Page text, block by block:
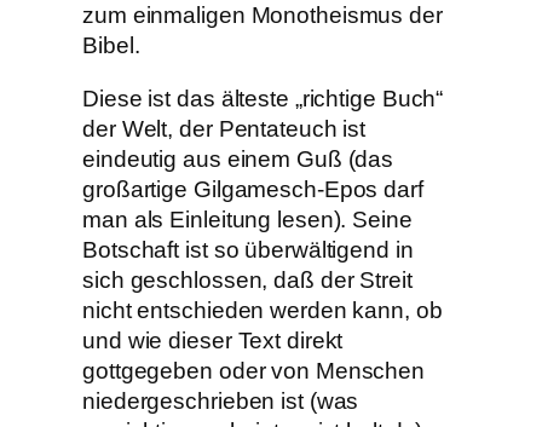
zum einmaligen Monotheismus der
Bibel.
Diese ist das älteste „richtige Buch“
der Welt, der Pentateuch ist
eindeutig aus einem Guß (das
großartige Gilgamesch-Epos darf
man als Einleitung lesen). Seine
Botschaft ist so überwältigend in
sich geschlossen, daß der Streit
nicht entschieden werden kann, ob
und wie dieser Text direkt
gottgegeben oder von Menschen
niedergeschrieben ist (was